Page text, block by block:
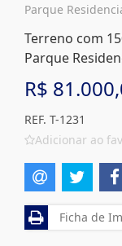
Parque
Terreno com
Parque
R$
REF. T-1231
Adicionar ao
Ficha de